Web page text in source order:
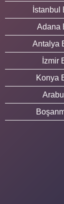
İstanbul
Adana
Antalya
İzmir
Konya